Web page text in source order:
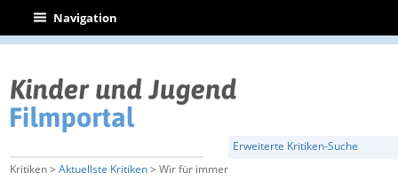
| Navigation
Erweiterte Kritiken-Suche
Kritiken >Aktuellste Kritiken> Wir für immer